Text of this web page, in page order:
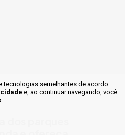
dos parques
tecnologias semelhantes de acordo
e, ao continuarnavegando, você